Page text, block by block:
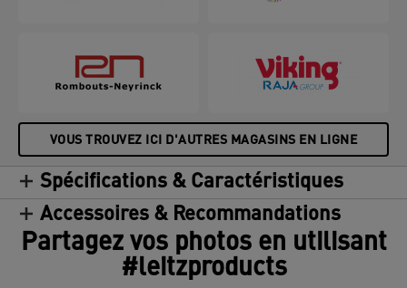
VOUS TROUVEZ ICI D'AUTRES MAGASINS EN LIGNE
Spécifications & Caractéristiques
Accessoires & Recommandations
Partagez vos photos en utilisant
#leitzproducts